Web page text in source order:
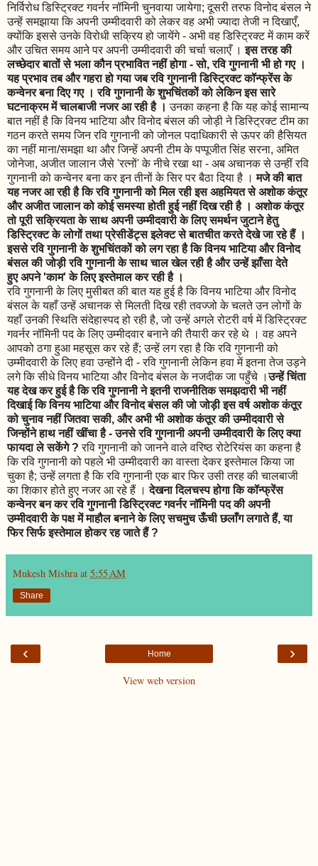
निर्विरोध डिस्ट्रिक्ट गवर्नर नॉमिनी चुनवाया जायेगा; दूसरी तरफ विनोद बंसल ने
उन्हें समझाया कि अपनी उम्मीदवारी को लेकर वह अभी ज्यादा तेजी न दिखाएँ,
क्योंकि इससे उनके विरोधी सक्रिय हो जायेंगे - अभी वह डिस्ट्रिक्ट में काम करें
और उचित समय आने पर अपनी उम्मीदवारी की चर्चा चलाएँ ।इस तरह की
लच्छेदार बातों से भला कौन प्रभावित नहीं होगा - सो, रवि गुगनानी भी हो गए ।
यह प्रभाव तब और गहरा हो गया जब रवि गुगनानी डिस्ट्रिक्ट कॉन्फ्रेंस के
कन्वेनर बना दिए गए । रवि गुगनानी के शुभचिंतकों को लेकिन इस सारे
घटनाक्रम में चालबाजी नजर आ रही है । उनका कहना है कि यह कोई सामान्य
बात नहीं है कि विनय भाटिया और विनोद बंसल की जोड़ी ने डिस्ट्रिक्ट टीम का
गठन करते समय जिन रवि गुगनानी को जोनल पदाधिकारी से ऊपर की हैसियत
का नहीं माना/समझा था और जिन्हें अपनी टीम के पप्पूजीत सिंह सरना, अमित
जोनेजा, अजीत जालान जैसे 'रत्नों' के नीचे रखा था - अब अचानक से उन्हीं रवि
गुगनानी को कन्वेनर बना कर इन तीनों के सिर पर बैठा दिया है ।मजे की बात
यह नजर आ रही है कि रवि गुगनानी को मिल रही इस अहमियत से अशोक कंतूर
और अजीत जालान को कोई समस्या होती हुई नहीं दिख रही है । अशोक कंतूर
तो पूरी सक्रियता के साथ अपनी उम्मीदवारी के लिए समर्थन जुटाने हेतु
डिस्ट्रिक्ट के लोगों तथा प्रेसीडेंट्स इलेक्ट से बातचीत करते देखे जा रहे हैं ।
इससे रवि गुगनानी के शुभचिंतकों को लग रहा है कि विनय भाटिया और विनोद
बंसल की जोड़ी रवि गुगनानी के साथ चाल खेल रही है और उन्हें झाँसा देते
हुए अपने 'काम' के लिए इस्तेमाल कर रही है ।
रवि गुगनानी के लिए मुसीबत की बात यह हुई है कि विनय भाटिया और विनोद
बंसल के यहाँ उन्हें अचानक से मिलती दिख रही तवज्जो के चलते उन लोगों के
यहाँ उनकी स्थिति संदेहास्पद हो रही है, जो उन्हें अगले रोटरी वर्ष में डिस्ट्रिक्ट
गवर्नर नॉमिनी पद के लिए उम्मीदवार बनाने की तैयारी कर रहे थे । वह अपने
आपको ठगा हुआ महसूस कर रहे हैं; उन्हें लग रहा है कि रवि गुगनानी को
उम्मीदवारी के लिए हवा उन्होंने दी - रवि गुगनानी लेकिन हवा में इतना तेज उड़ने
लगे कि सीधे विनय भाटिया और विनोद बंसल के नजदीक जा पहुँचे ।उन्हें चिंता
यह देख कर हुई है कि रवि गुगनानी ने इतनी राजनीतिक समझदारी भी नहीं
दिखाई कि विनय भाटिया और विनोद बंसल की जो जोड़ी इस वर्ष अशोक कंतूर
को चुनाव नहीं जितवा सकी, और अभी भी अशोक कंतूर की उम्मीदवारी से
जिन्होंने हाथ नहीं खींचा है - उनसे रवि गुगनानी अपनी उम्मीदवारी के लिए क्या
फायदा ले सकेंगे ? रवि गुगनानी को जानने वाले वरिष्ठ रोटेरियंस का कहना है
कि रवि गुगनानी को पहले भी उम्मीदवारी का वास्ता देकर इस्तेमाल किया जा
चुका है; उन्हें लगता है कि रवि गुगनानी एक बार फिर उसी तरह की चालबाजी
का शिकार होते हुए नजर आ रहे हैं ।देखना दिलचस्प होगा कि कॉन्फ्रेंस
कन्वेनर बन कर रवि गुगनानी डिस्ट्रिक्ट गवर्नर नॉमिनी पद की अपनी
उम्मीदवारी के पक्ष में माहौल बनाने के लिए सचमुच ऊँची छलाँग लगाते हैं, या
फिर सिर्फ इस्तेमाल होकर रह जाते हैं ?
Mukesh Mishra at 5:55 AM
Share
‹ ›
Home
View web version